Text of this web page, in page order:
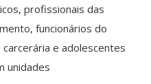
profissionais das
funcionários do
e adolescentes
unidades